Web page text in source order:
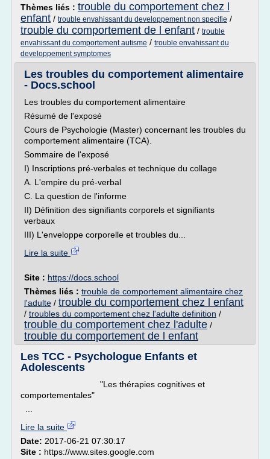
Thèmes liés : trouble du comportement chez l
enfant / trouble envahissant du developpement non specifie /
trouble du comportement de l enfant / trouble
envahissant du comportement autisme / trouble envahissant du
developpement symptomes
Les troubles du comportement alimentaire
- Docs.school
Les troubles du comportement alimentaire
Résumé de l'exposé
Cours de Psychologie (Master) concernant les troubles du
comportement alimentaire (TCA).
Sommaire de l'exposé
I) Inscriptions pré-verbales et technique du collage
A. L'empire du pré-verbal
C. La question de l'informe
II) Définition des signifiants corporels et signifiants
verbaux
III) L'enveloppe corporelle et troubles du...
Lire la suite
Site : https://docs.school
Thèmes liés : trouble de comportement alimentaire chez
l'adulte / trouble du comportement chez l enfant
/ troubles du comportement chez l'adulte definition /
trouble du comportement chez l'adulte /
trouble du comportement de l enfant
Les TCC - Psychologue Enfants et
Adolescents
"Les thérapies cognitives et
comportementales"
Lire la suite
Date: 2017-06-21 07:30:17
Site : https://www.sites.google.com